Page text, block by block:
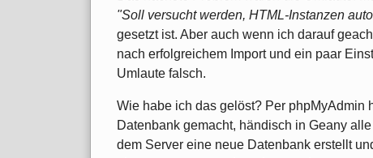
"Soll versucht werden, HTML-Instanzen
gesetzt ist. Aber auch wenn ich darauf
nach erfolgreichem Import und ein paar
Umlaute falsch.
Wie habe ich das gelöst? Per phpMyAdmin
Datenbank gemacht, händisch in Geany
dem Server eine neue Datenbank erstellt